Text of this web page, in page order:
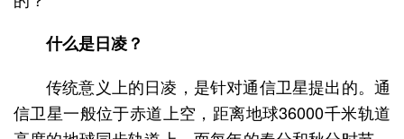
什么是日凌？
传统意义上的日凌，是针对通信卫星提出的。通
信卫星一般位于赤道上空，距离地球36000千米轨道